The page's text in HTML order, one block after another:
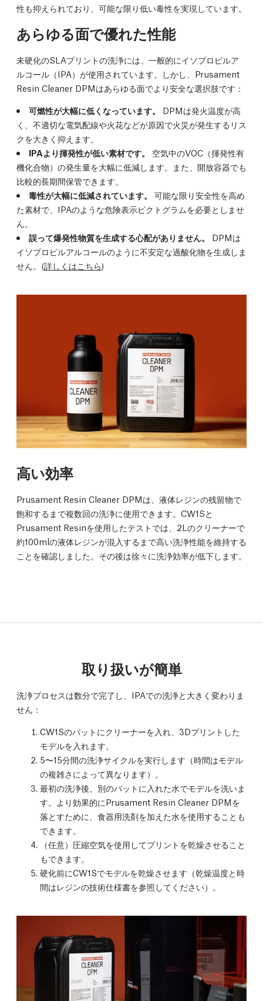
性も抑えられており、可能な限り低い毒性を実現しています。
あらゆる面で優れた性能
未硬化のSLAプリントの洗浄には、一般的にイソプロピルア
ルコール（IPA）が使用されています。しかし、Prusament
Resin Cleaner DPMはあらゆる面でより安全な選択肢です：
可燃性が大幅に低くなっています。
DPMは発火温度が高
く、不適切な電気配線や火花などが原因で火災が発生するリス
クを大きく抑えます。
IPAより揮発性が低い素材です。
空気中のVOC（揮発性有
機化合物）の発生量を大幅に低減します。また、開放容器でも
比較的長期間保管できます。
毒性が大幅に低減されています。
可能な限り安全性を高め
た素材で、IPAのような危険表示ピクトグラムを必要としませ
ん。
誤って爆発性物質を生成する心配がありません。
DPMは
イソプロピルアルコールのように不安定な過酸化物を生成しま
せん。(詳しくはこちら)
高い効率
Prusament Resin Cleaner DPMは、液体レジンの残留物で
飽和するまで複数回の洗浄に使用できます。CW1Sと
Prusament Resinを使用したテストでは、2Lのクリーナーで
約100mlの液体レジンが混入するまで高い洗浄性能を維持する
ことを確認しました。その後は徐々に洗浄効率が低下します。
取り扱いが簡単
洗浄プロセスは数分で完了し、IPAでの洗浄と大きく変わりま
せん：
CW1Sのバットにクリーナーを入れ、3Dプリントした
モデルを入れます。
5〜15分間の洗浄サイクルを実行します（時間はモデル
の複雑さによって異なります）。
最初の洗浄後、別のバットに入れた水でモデルを洗いま
す。より効果的にPrusament Resin Cleaner DPMを
落とすために、食器用洗剤を加えた水を使用することも
できます。
（任意）圧縮空気を使用してプリントを乾燥させること
もできます。
硬化前にCW1Sでモデルを乾燥させます（乾燥温度と時
間はレジンの技術仕様書を参照してください）。